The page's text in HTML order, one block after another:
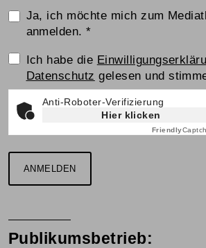
Ja, ich möchte mich zum
anmelden.*
Einwilligungserklärung
Ich habe die
Datenschutz gelesen und
Anti-Roboter-Verifizierung
Hier klicken
Friendly
ANMELDEN
Publikumsbetrieb: